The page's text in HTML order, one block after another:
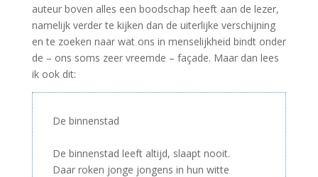
auteur boven alles een boodschap heeft aan de lezer,
namelijk verder te kijken dan de uiterlijke verschijning
en te zoeken naar wat ons in menselijkheid bindt onder
de – ons soms zeer vreemde – façade. Maar dan lees
ik ook dit:
De binnenstad
De binnenstad leeft altijd, slaapt nooit.
Daar roken jonge jongens in hun witte